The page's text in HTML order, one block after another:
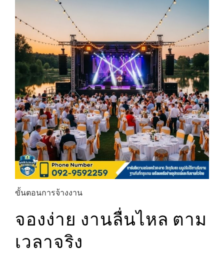
ขั้นตอนการจ้างงาน
จองง่าย งานลื่นไหล ตาม
เวลาจริง